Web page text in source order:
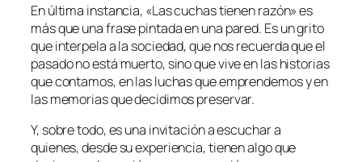
En última instancia, «Las cuchas tienen razón» es
más que una frase pintada en una pared. Es un grito
que interpela a la sociedad, que nos recuerda que el
pasado no está muerto, sino que vive en las historias
que contamos, en las luchas que emprendemos y en
las memorias que decidimos preservar.
Y, sobre todo, es una invitación a escuchar a
quienes, desde su experiencia, tienen algo que